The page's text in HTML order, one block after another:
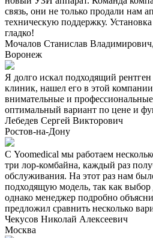
связь, они не только продали нам
техническую поддержку.
гладко!
Мочалов Станислав
Воронеж
Я долго искал подходящий
клиник, нашел его в этой
внимательные и
оптимальный вариант по цене и
Лебедев Сергей Викторович
Ростов-на-Дону
С Yoomedical мы работаем
три лор-комбайна, каждый раз
обслуживания. На этот раз нам
подходящую модель, так как выбор
однако менеджер подробно
предложил сравнить несколько
Чекусов Николай Алексеевич
Москва